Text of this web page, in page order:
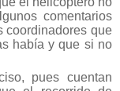
comentarios
coordinadores que
había y que si no
pues cuentan